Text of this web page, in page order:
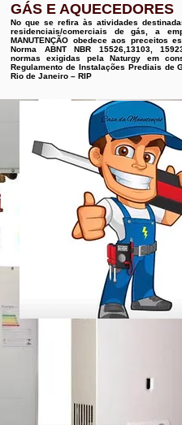
GÁS E AQUECEDORES
No que se refira às atividades
residenciais/comerciais de gás, a
MANUTENÇÃO obedece aos preceitos
Norma ABNT NBR 15526,13103,
normas exigidas pela Naturgy em
Regulamento de Instalações Prediais de
Rio de Janeiro – RIP